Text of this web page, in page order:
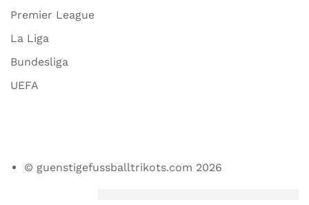
Premier League
La Liga
Bundesliga
UEFA
© guenstigefussballtrikots.com 2026